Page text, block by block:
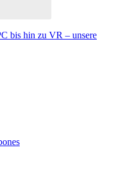
bis hin zu VR – unsere